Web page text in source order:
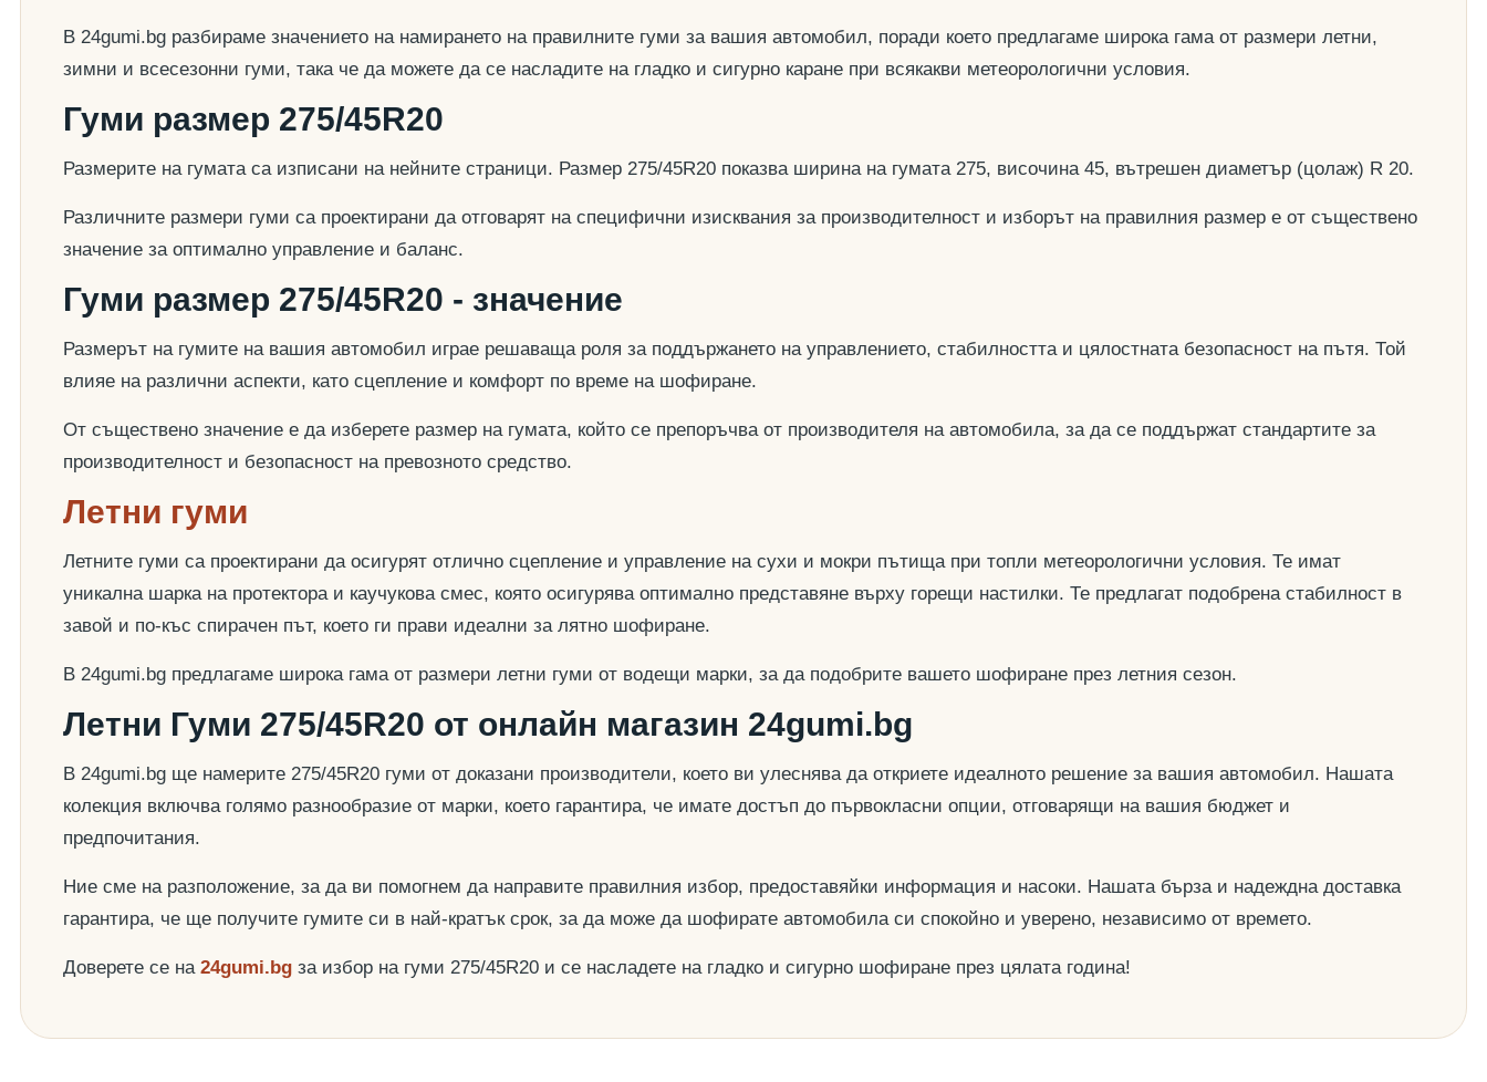
В 24gumi.bg разбираме значението на намирането на правилните гуми за вашия автомобил, поради което предлагаме широка гама от размери летни,
зимни и всесезонни гуми, така че да можете да се насладите на гладко и сигурно каране при всякакви метеорологични условия.
Гуми размер 275/45R20
Размерите на гумата са изписани на нейните страници. Размер 275/45R20 показва ширина на гумата 275, височина 45, вътрешен диаметър (цолаж) R 20.
Различните размери гуми са проектирани да отговарят на специфични изисквания за производителност и изборът на правилния размер е от съществено
значение за оптимално управление и баланс.
Гуми размер 275/45R20 - значение
Размерът на гумите на вашия автомобил играе решаваща роля за поддържането на управлението, стабилността и цялостната безопасност на пътя. Той
влияе на различни аспекти, като сцепление и комфорт по време на шофиране.
От съществено значение е да изберете размер на гумата, който се препоръчва от производителя на автомобила, за да се поддържат стандартите за
производителност и безопасност на превозното средство.
Летни гуми
Летните гуми са проектирани да осигурят отлично сцепление и управление на сухи и мокри пътища при топли метеорологични условия. Те имат
уникална шарка на протектора и каучукова смес, която осигурява оптимално представяне върху горещи настилки. Те предлагат подобрена стабилност в
завой и по-къс спирачен път, което ги прави идеални за лятно шофиране.
В 24gumi.bg предлагаме широка гама от размери летни гуми от водещи марки, за да подобрите вашето шофиране през летния сезон.
Летни Гуми 275/45R20 от онлайн магазин 24gumi.bg
В 24gumi.bg ще намерите 275/45R20 гуми от доказани производители, което ви улеснява да откриете идеалното решение за вашия автомобил. Нашата
колекция включва голямо разнообразие от марки, което гарантира, че имате достъп до първокласни опции, отговарящи на вашия бюджет и
предпочитания.
Ние сме на разположение, за да ви помогнем да направите правилния избор, предоставяйки информация и насоки. Нашата бърза и надеждна доставка
гарантира, че ще получите гумите си в най-кратък срок, за да може да шофирате автомобила си спокойно и уверено, независимо от времето.
Доверете се на 24gumi.bg за избор на гуми 275/45R20 и се насладете на гладко и сигурно шофиране през цялата година!